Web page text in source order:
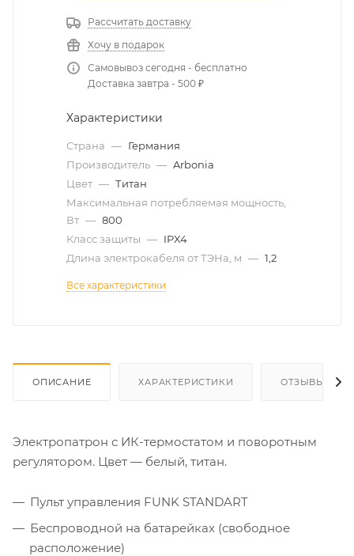
Рассчитать доставку
Хочу в подарок
Самовывоз сегодня - бесплатно
Доставка завтра - 500 ₽
Характеристики
Страна — Германия
Производитель — Arbonia
Цвет — Титан
Максимальная потребляемая мощность,
Вт — 800
Класс защиты — IPX4
Длина электрокабеля от ТЭНа, м — 1,2
Все характеристики
ОПИСАНИЕ ХАРАКТЕРИСТИКИ ОТЗЫВЫ
Электропатрон с ИК-термостатом и поворотным
регулятором. Цвет — белый, титан.
Пульт управления FUNK STANDART
Беспроводной на батарейках (свободное
расположение)